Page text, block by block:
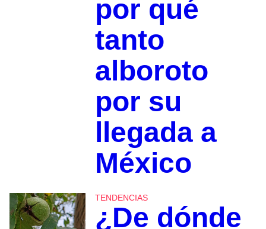
por qué
tanto
alboroto
por su
llegada a
México
TENDENCIAS
¿De dónde